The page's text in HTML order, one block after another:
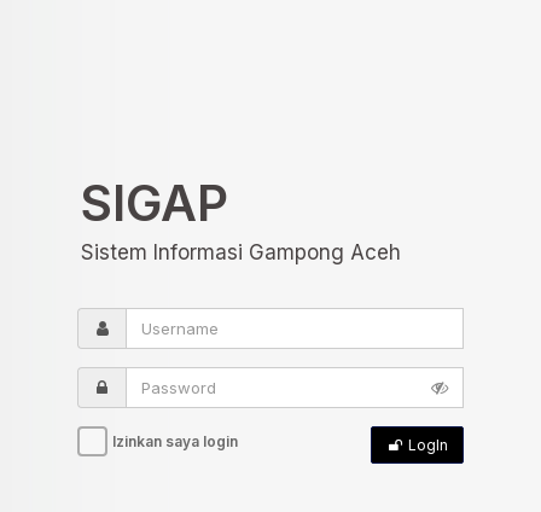
SIGAP
Sistem Informasi Gampong Aceh
Izinkan saya login LogIn